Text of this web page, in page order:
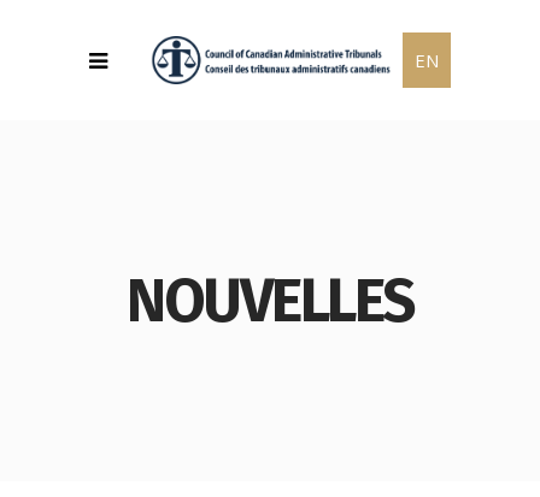
EN
NOUVELLES